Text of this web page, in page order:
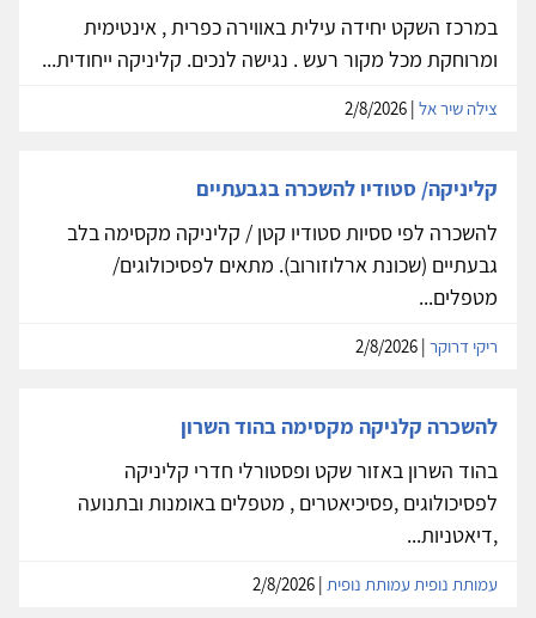
במרכז השקט יחידה עילית באווירה כפרית , אינטימית
ומרוחקת מכל מקור רעש . נגישה לנכים. קליניקה ייחודית...
צילה שיר אל
קליניקה/ סטודיו להשכרה בגבעתיים
להשכרה לפי ססיות סטודיו קטן / קליניקה מקסימה בלב
גבעתיים (שכונת ארלוזורוב). מתאים לפסיכולוגים/
מטפלים...
ריקי דרוקר
להשכרה קלניקה מקסימה בהוד השרון
בהוד השרון באזור שקט ופסטורלי חדרי קליניקה
לפסיכולוגים ,פסיכיאטרים , מטפלים באומנות ובתנועה
,דיאטניות...
עמותת נופית עמותת נופית